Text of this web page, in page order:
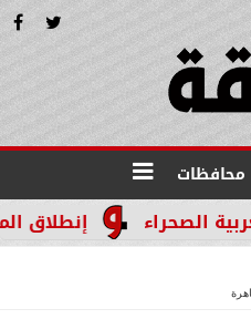
محافظات
إنطلاق المرحله الثالثة بالموجة